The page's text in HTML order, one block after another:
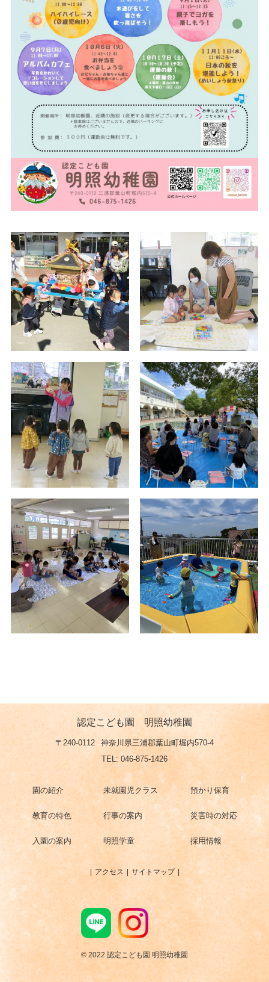
認定こども園 明照幼稚園
〒240-0112
神奈川県三浦郡葉山町堀内570-4
TEL: 046-875-1426
園の紹介 未就園児クラス 預かり保育
教育の特色 行事の案内 災害時の対応
入園の案内 明照学童 採用情報
© 2022 認定こども園 明照幼稚園
アクセス サイトマップ